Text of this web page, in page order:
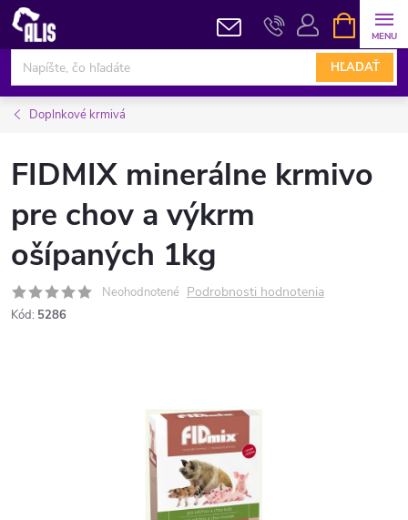
Prejsť
obsah
HĽADAŤ
KOŠÍK
Doplnkové krmivá
FIDMIX minerálne krmivo
pre chov a výkrm
ošípaných 1kg
Neohodnotené Podrobnosti hodnotenia
Kód: 5286